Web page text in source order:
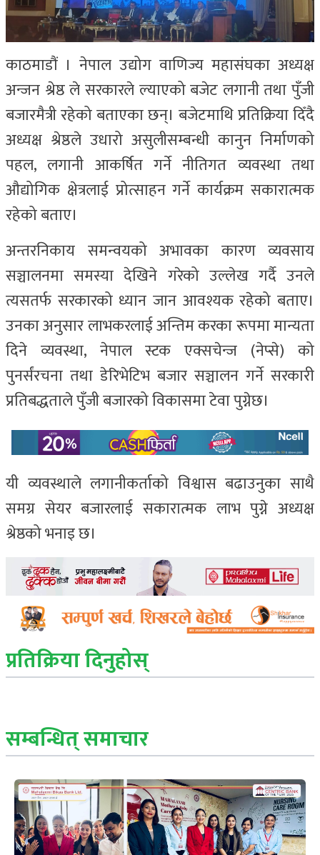
काठमाडौं । नेपाल उद्योग वाणिज्य महासंघका अध्यक्ष
अन्जन श्रेष्ठ ले सरकारले ल्याएको बजेट लगानी तथा पुँजी
बजारमैत्री रहेको बताएका छन्। बजेटमाथि प्रतिक्रिया दिँदै
अध्यक्ष श्रेष्ठले उधारो असुलीसम्बन्धी कानुन निर्माणको
पहल, लगानी आकर्षित गर्ने नीतिगत व्यवस्था तथा
औद्योगिक क्षेत्रलाई प्रोत्साहन गर्ने कार्यक्रम सकारात्मक
रहेको बताए।
अन्तरनिकाय समन्वयको अभावका कारण व्यवसाय
सञ्चालनमा समस्या देखिने गरेको उल्लेख गर्दै उनले
त्यसतर्फ सरकारको ध्यान जान आवश्यक रहेको बताए।
उनका अनुसार लाभकरलाई अन्तिम करका रूपमा मान्यता
दिने व्यवस्था, नेपाल स्टक एक्सचेन्ज (नेप्से) को
पुनर्संरचना तथा डेरिभेटिभ बजार सञ्चालन गर्ने सरकारी
प्रतिबद्धताले पुँजी बजारको विकासमा टेवा पुग्नेछ।
यी व्यवस्थाले लगानीकर्ताको विश्वास बढाउनुका साथै
समग्र सेयर बजारलाई सकारात्मक लाभ पुग्ने अध्यक्ष
श्रेष्ठको भनाइ छ।
प्रतिक्रिया दिनुहोस्
सम्बन्धित् समाचार